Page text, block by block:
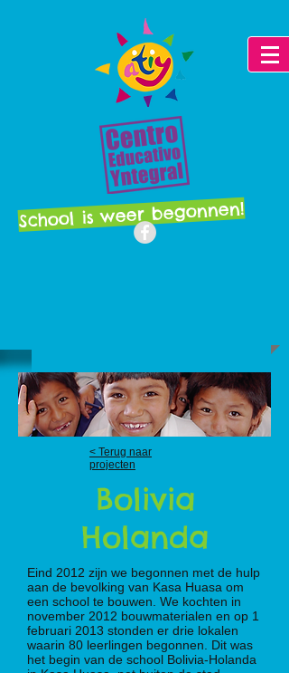
School is weer begonnen!
< Terug naar
projecten
Bolivia
Holanda
Eind 2012 zijn we begonnen met de hulp
aan de bevolking van Kasa Huasa om
een school te bouwen. We kochten in
november 2012 bouwmaterialen en op 1
februari 2013 stonden er drie lokalen
waarin 80 leerlingen begonnen. Dit was
het begin van de school Bolivia-Holanda